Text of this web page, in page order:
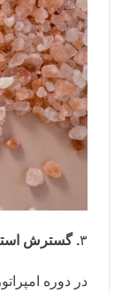
۳. گسترش
در دوره امپراتوری